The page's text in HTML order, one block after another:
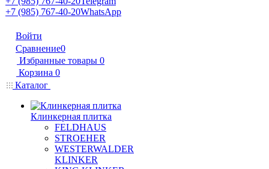
+7 (985) 767-40-20WhatsApp
Войти
Сравнение0
Избранные товары 0
Корзина 0
Каталог
Клинкерная плитка
FELDHAUS
STROEHER
WESTERWALDER
KLINKER